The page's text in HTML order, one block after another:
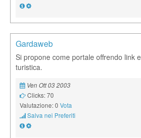
Gardaweb
Si propone come portale offrendo link
turistica.
Ven Ott 03 2003
Clicks: 70
Valutazione: 0 Vota
Salva nei Preferiti